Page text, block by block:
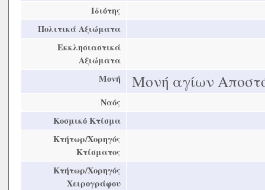
Ιδιότης
Πολιτικά Αξιώματα
Εκκλησιαστικά
Αξιώματα
Μονή
Μονή αγίων
Ναός
Κοσμικό Κτίσμα
Κτήτωρ/Χορηγός
Κτίσματος
Κτήτωρ/Χορηγός
Χειρογράφου